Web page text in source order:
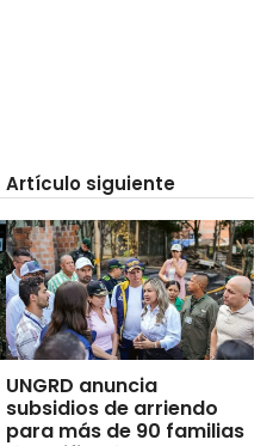
Artículo siguiente
UNGRD anuncia
subsidios de arriendo
para más de 90 familias